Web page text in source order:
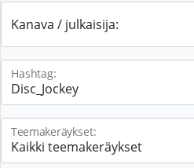
Kanava / julkaisija:
Hashtag:
Teemakeräykset: